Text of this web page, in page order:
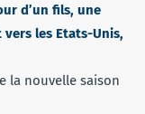
d’un fils, une
les Etats-Unis,
la nouvelle saison